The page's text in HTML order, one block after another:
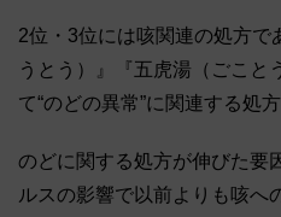
2位・3位には咳関連の処方で
うとう）』『五虎湯（ごこと
て“のどの異常”に関連する処
のどに関する処方が伸びた要
ルスの影響で以前よりも咳へ